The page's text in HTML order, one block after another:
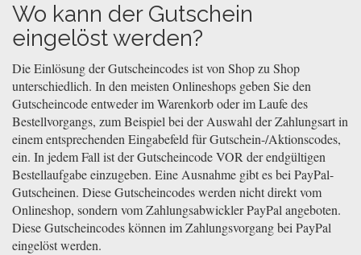
Wo kann der Gutschein
eingelöst werden?
Die Einlösung der Gutscheincodes ist von Shop zu Shop
unterschiedlich. In den meisten Onlineshops geben Sie den
Gutscheincode entweder im Warenkorb oder im Laufe des
Bestellvorgangs, zum Beispiel bei der Auswahl der Zahlungsart in
einem entsprechenden Eingabefeld für Gutschein-/Aktionscodes,
ein. In jedem Fall ist der Gutscheincode VOR der endgültigen
Bestellaufgabe einzugeben. Eine Ausnahme gibt es bei PayPal-
Gutscheinen. Diese Gutscheincodes werden nicht direkt vom
Onlineshop, sondern vom Zahlungsabwickler PayPal angeboten.
Diese Gutscheincodes können im Zahlungsvorgang bei PayPal
eingelöst werden.